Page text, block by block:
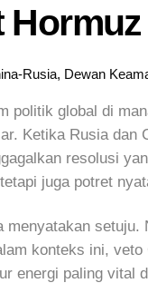
Hormuz
Rusia, Dewan
politik global di
Ketika Rusia dan
resolusi
juga potret
konteks ini,
energi paling